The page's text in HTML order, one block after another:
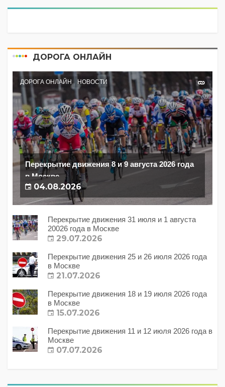
ДОРОГА ОНЛАЙН
ДОРОГА ОНЛАЙН НОВОСТИ
Перекрытие движения 8 и 9 августа 2026 года
в Москве
04.08.2026
Перекрытие движения 31 июля и 1 августа
20026 года в Москве
29.07.2026
Перекрытие движения 25 и 26 июля 2026 года
в Москве
21.07.2026
Перекрытие движения 18 и 19 июля 2026 года
в Москве
15.07.2026
Перекрытие движения 11 и 12 июля 2026 года в
Москве
07.07.2026